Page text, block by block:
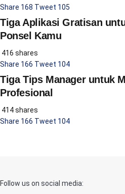
Share 168 Tweet 105
Tiga Aplikasi Gratisan
Ponsel Kamu
416 shares
Share 166 Tweet 104
Tiga Tips Manager untuk
Profesional
414 shares
Share 166 Tweet 104
Follow us on social media: